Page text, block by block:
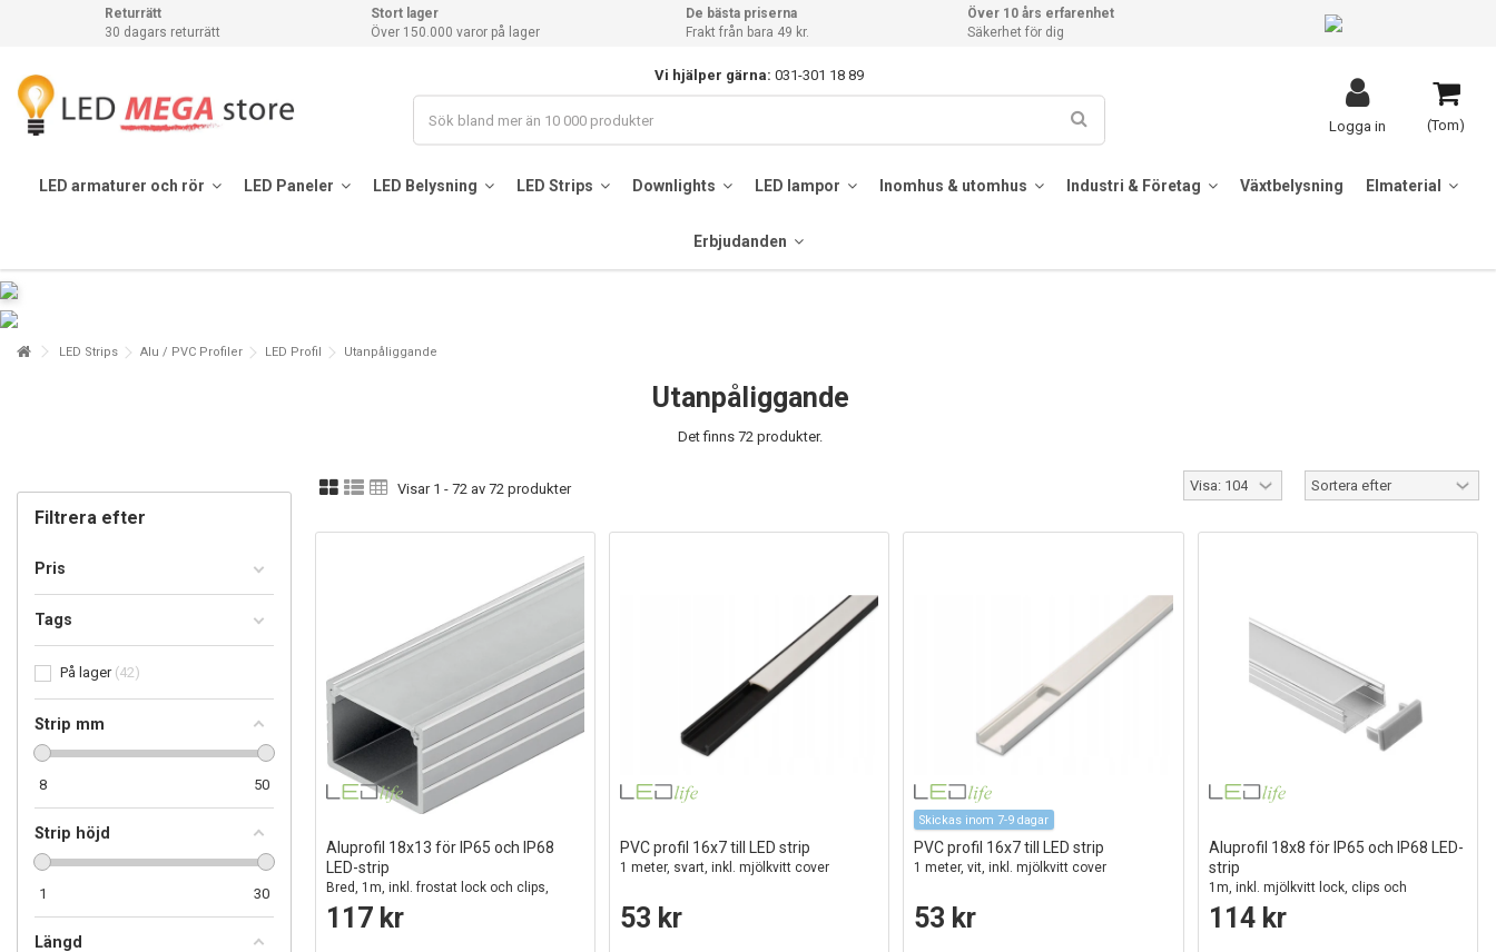
Returrätt
30 dagars returrätt
Stort lager
Över 150.000 varor på lager
De bästa priserna
Frakt från bara 49 kr.
Över 10 års erfarenhet
Säkerhet för dig
Vi hjälper gärna: 031-301 18 89
(Tom)
Logga in
LED armaturer och rör LED Paneler LED Belysning LED Strips Downlights LED lampor Inomhus & utomhus Industri & Företag Växtbelysning Elmaterial
Erbjudanden
LED Strips Alu / PVC Profiler LED Profil Utanpåliggande
Utanpåliggande
Det finns 72 produkter.
Visar 1 - 72 av 72 produkter
Aluprofil 18x13 för IP65 och IP68
LED-strip
Bred, 1m, inkl. frostat lock och clips,
eloxerad
117 kr
PVC profil 16x7 till LED strip
1 meter, svart, inkl. mjölkvitt cover
53 kr
Skickas inom 7-9 dagar
PVC profil 16x7 till LED strip
1 meter, vit, inkl. mjölkvitt cover
53 kr
Aluprofil 18x8 för IP65 och IP68 LED-
strip
1m, inkl. mjölkvitt lock, clips och
ändstycken, anodiserad
114 kr
Filtrera efter
Pris
Tags
På lager 42
Strip mm
8 50
Strip höjd
1 30
Längd